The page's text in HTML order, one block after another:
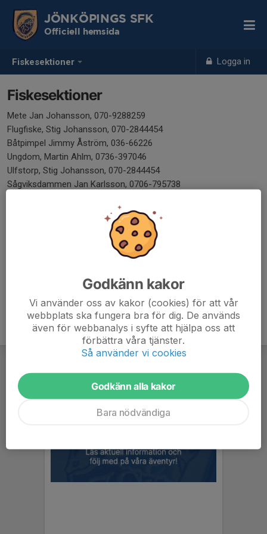
Fiskesektioner Logga in
JÖNKÖPINGS SFK
Officiell hemsida
Fiskesektioner
Mete Jan Johansson, 070-9288259
Flugfiske, Stig Johansson, 070-2844454
Båtpimpel Jimmy Åström, 036-66226
Ungdom, Martin Ahlm, 0736-397046
Ulfstorp, Stig Johansson, 070-2844454
Sågviksdammen Jan Karlsson, 0706-795738
Godkänn kakor
Vi använder oss av kakor (cookies) för att vår
webbplats ska fungera bra för dig. De används
även för webbanalys i syfte att hjälpa oss att
förbättra våra tjänster.
Så använder vi cookies
Godkänn alla kakor
Bara nödvändiga